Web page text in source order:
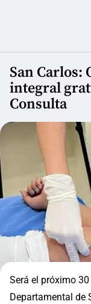
San Carlos:
integral
Consulta
Será el próximo
Departamental de